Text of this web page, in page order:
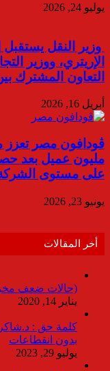
يوليو 24, 2026
وزير النقل
الإريتري، ووزير
التعاون المشترك
أبريل 16, 2026
على مستوى
يونيو 23, 2026
أخر المقالات
(حالات ضعف
يناير 14, 2020
بدون انقطاعات
يوليو 29, 2023